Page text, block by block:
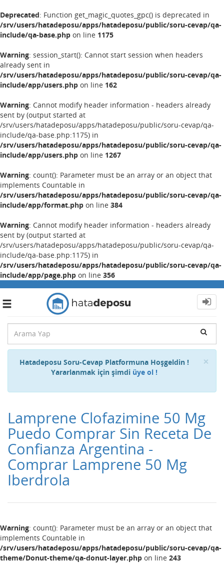
Deprecated: Function get_magic_quotes_gpc() is deprecated in
/srv/users/hatadeposu/apps/hatadeposu/public/soru-cevap/qa-
include/qa-base.php on line 1175
Warning: session_start(): Cannot start session when headers
already sent in
/srv/users/hatadeposu/apps/hatadeposu/public/soru-cevap/qa-
include/app/users.php on line 162
Warning: Cannot modify header information - headers already
sent by (output started at
/srv/users/hatadeposu/apps/hatadeposu/public/soru-cevap/qa-
include/qa-base.php:1175) in
/srv/users/hatadeposu/apps/hatadeposu/public/soru-cevap/qa-
include/app/users.php on line 1267
Warning: count(): Parameter must be an array or an object that
implements Countable in
/srv/users/hatadeposu/apps/hatadeposu/public/soru-cevap/qa-
include/app/format.php on line 384
Warning: Cannot modify header information - headers already
sent by (output started at
/srv/users/hatadeposu/apps/hatadeposu/public/soru-cevap/qa-
include/qa-base.php:1175) in
/srv/users/hatadeposu/apps/hatadeposu/public/soru-cevap/qa-
include/app/page.php on line 356
Toggle
×
Hatadeposu Soru-Cevap Platformuna Hoşgeldin !
Yararlanmak için şimdi üye ol !
Lamprene Clofazimine 50 Mg
Puedo Comprar Sin Receta De
Confianza Argentina -
Comprar Lamprene 50 Mg
Iberdrola
Warning: count(): Parameter must be an array or an object that
implements Countable in
/srv/users/hatadeposu/apps/hatadeposu/public/soru-cevap/qa-
theme/Donut-theme/qa-donut-layer.php on line 243